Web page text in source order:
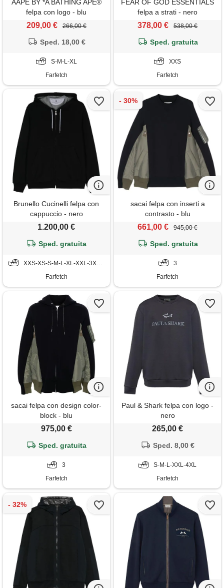
AAPE BY *A BATHING APE®
felpa con logo - blu
209,00 € 266,00 €
Sped. 18,00 €
S-M-L-XL
Farfetch
FEAR OF GOD ESSENTIALS
felpa a strati - nero
378,00 € 538,00 €
Sped. gratuita
XXS
Farfetch
Brunello Cucinelli felpa con
cappuccio - nero
1.200,00 €
Sped. gratuita
XXS-XS-S-M-L-XL-XXL-3XL-4XL
Farfetch
sacai felpa con inserti a
contrasto - blu
661,00 € 945,00 €
Sped. gratuita
3
Farfetch
sacai felpa con design color-
block - blu
975,00 €
Sped. gratuita
3
Farfetch
Paul & Shark felpa con logo -
nero
265,00 €
Sped. 8,00 €
S-M-L-XXL-4XL
Farfetch